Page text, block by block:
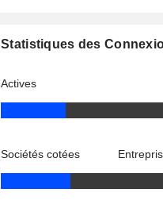
Statistiques des
Actives
Sociétés cotées